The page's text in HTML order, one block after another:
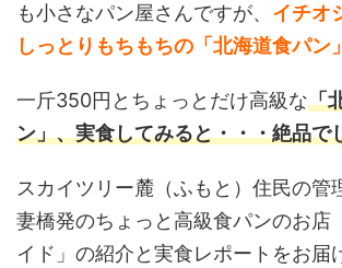
も小さなパン屋さんですが、 イチオ
しっとりもちもちの「北海道食パン」
一斤350円とちょっとだけ高級な「
ン」、実食してみると・・・絶品で
スカイツリー麓（ふもと）住民の管
妻橋発のちょっと高級食パンのお店
イド」の紹介と実食レポートをお届